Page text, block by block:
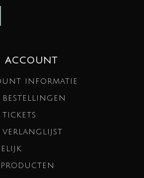
ACCOUNT
informatie
bestellingen
tickets
verlanglijst